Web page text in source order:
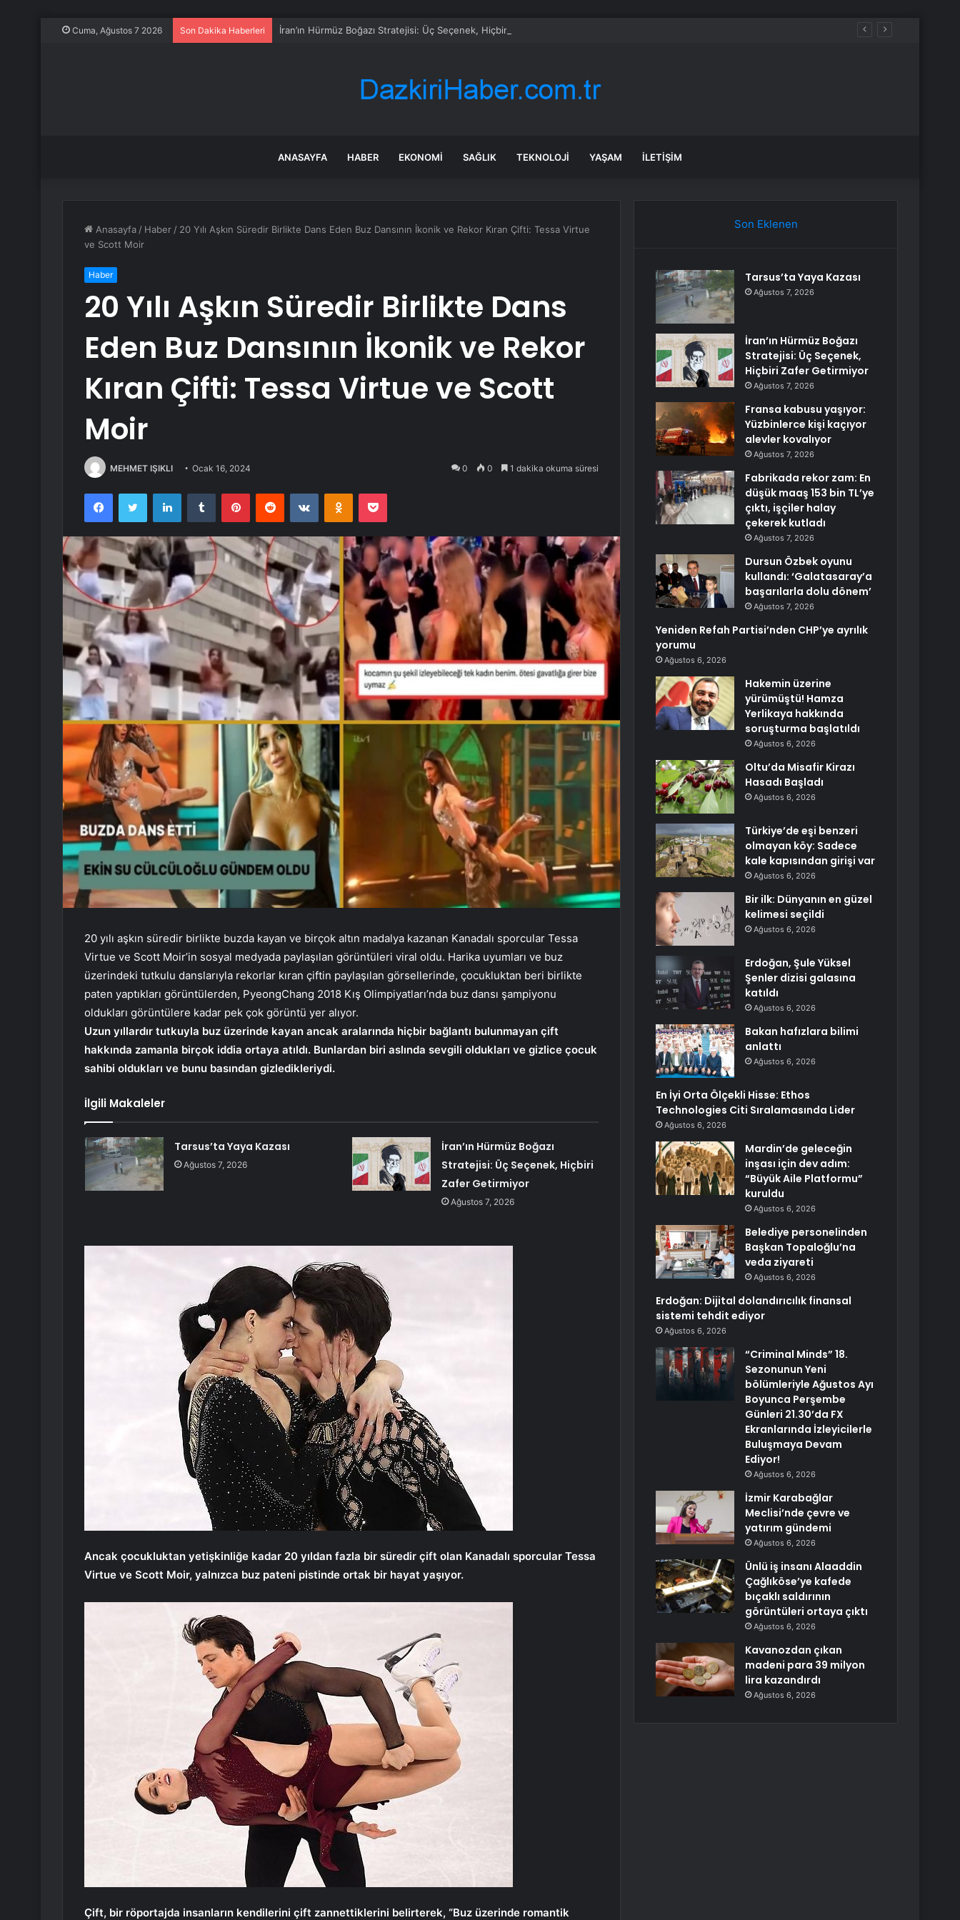
Cuma, Ağustos 7 2026 Son Dakika Haberleri İran’ın Hürmüz Boğazı Stratejisi: Üç Seçenek, Hiçbiri Zafer Getirmiyor
ANASAYFA HABER EKONOMI SAĞLIK TEKNOLOJI YAŞAM İLETIŞIM
Anasayfa / Haber / 20 Yılı Aşkın Süredir Birlikte Dans Eden Buz Dansının İkonik ve Rekor Kıran Çifti: Tessa Virtue
ve Scott Moir
Haber
20 Yılı Aşkın Süredir Birlikte Dans
Eden Buz Dansının İkonik ve Rekor
Kıran Çifti: Tessa Virtue ve Scott
Moir
MEHMET IŞIKLI Ocak 16, 2024 0 0 1 dakika okuma süresi
FacebookTwitter LinkedInTumblr PinterestReddit VKontakteOdnoklassniki
Pocket
20 yılı aşkın süredir birlikte buzda kayan ve birçok altın madalya kazanan Kanadalı sporcular Tessa
Virtue ve Scott Moir’in sosyal medyada paylaşılan görüntüleri viral oldu. Harika uyumları ve buz
üzerindeki tutkulu danslarıyla rekorlar kıran çiftin paylaşılan görsellerinde, çocukluktan beri birlikte
paten yaptıkları görüntülerden, PyeongChang 2018 Kış Olimpiyatları’nda buz dansı şampiyonu
oldukları görüntülere kadar pek çok görüntü yer alıyor.
Uzun yıllardır tutkuyla buz üzerinde kayan ancak aralarında hiçbir bağlantı bulunmayan çift
hakkında zamanla birçok iddia ortaya atıldı. Bunlardan biri aslında sevgili oldukları ve gizlice çocuk
sahibi oldukları ve bunu basından gizledikleriydi.
İlgili Makaleler
Tarsus’ta Yaya Kazası
Ağustos 7, 2026
İran’ın Hürmüz Boğazı
Stratejisi: Üç Seçenek, Hiçbiri
Zafer Getirmiyor
Ağustos 7, 2026
Ancak çocukluktan yetişkinliğe kadar 20 yıldan fazla bir süredir çift olan Kanadalı sporcular Tessa
Virtue ve Scott Moir, yalnızca buz pateni pistinde ortak bir hayat yaşıyor.
Çift, bir röportajda insanların kendilerini çift zannettiklerini belirterek, “Buz üzerinde romantik
Son Eklenen
Tarsus’ta Yaya Kazası
Ağustos 7, 2026
İran’ın Hürmüz Boğazı
Stratejisi: Üç Seçenek,
Hiçbiri Zafer Getirmiyor
Ağustos 7, 2026
Fransa kabusu yaşıyor:
Yüzbinlerce kişi kaçıyor
alevler kovalıyor
Ağustos 7, 2026
Fabrikada rekor zam: En
düşük maaş 153 bin TL’ye
çıktı, işçiler halay
çekerek kutladı
Ağustos 7, 2026
Dursun Özbek oyunu
kullandı: ‘Galatasaray’a
başarılarla dolu dönem’
Ağustos 7, 2026
Yeniden Refah Partisi’nden CHP’ye ayrılık
yorumu
Ağustos 6, 2026
Hakemin üzerine
yürümüştü! Hamza
Yerlikaya hakkında
soruşturma başlatıldı
Ağustos 6, 2026
Oltu’da Misafir Kirazı
Hasadı Başladı
Ağustos 6, 2026
Türkiye’de eşi benzeri
olmayan köy: Sadece
kale kapısından girişi var
Ağustos 6, 2026
Bir ilk: Dünyanın en güzel
kelimesi seçildi
Ağustos 6, 2026
Erdoğan, Şule Yüksel
Şenler dizisi galasına
katıldı
Ağustos 6, 2026
Bakan hafızlara bilimi
anlattı
Ağustos 6, 2026
En İyi Orta Ölçekli Hisse: Ethos
Technologies Citi Sıralamasında Lider
Ağustos 6, 2026
Mardin’de geleceğin
inşası için dev adım:
“Büyük Aile Platformu”
kuruldu
Ağustos 6, 2026
Belediye personelinden
Başkan Topaloğlu’na
veda ziyareti
Ağustos 6, 2026
Erdoğan: Dijital dolandırıcılık finansal
sistemi tehdit ediyor
Ağustos 6, 2026
“Criminal Minds” 18.
Sezonunun Yeni
bölümleriyle Ağustos Ayı
Boyunca Perşembe
Günleri 21.30’da FX
Ekranlarında İzleyicilerle
Buluşmaya Devam
Ediyor!
Ağustos 6, 2026
İzmir Karabağlar
Meclisi’nde çevre ve
yatırım gündemi
Ağustos 6, 2026
Ünlü iş insanı Alaaddin
Çağlıköse’ye kafede
bıçaklı saldırının
görüntüleri ortaya çıktı
Ağustos 6, 2026
Kavanozdan çıkan
madeni para 39 milyon
lira kazandırdı
Ağustos 6, 2026